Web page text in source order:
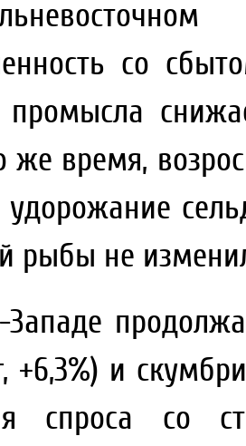
со
промысла
же время,
удорожание
рыбы не
Западе
+6,3%) и
спроса со